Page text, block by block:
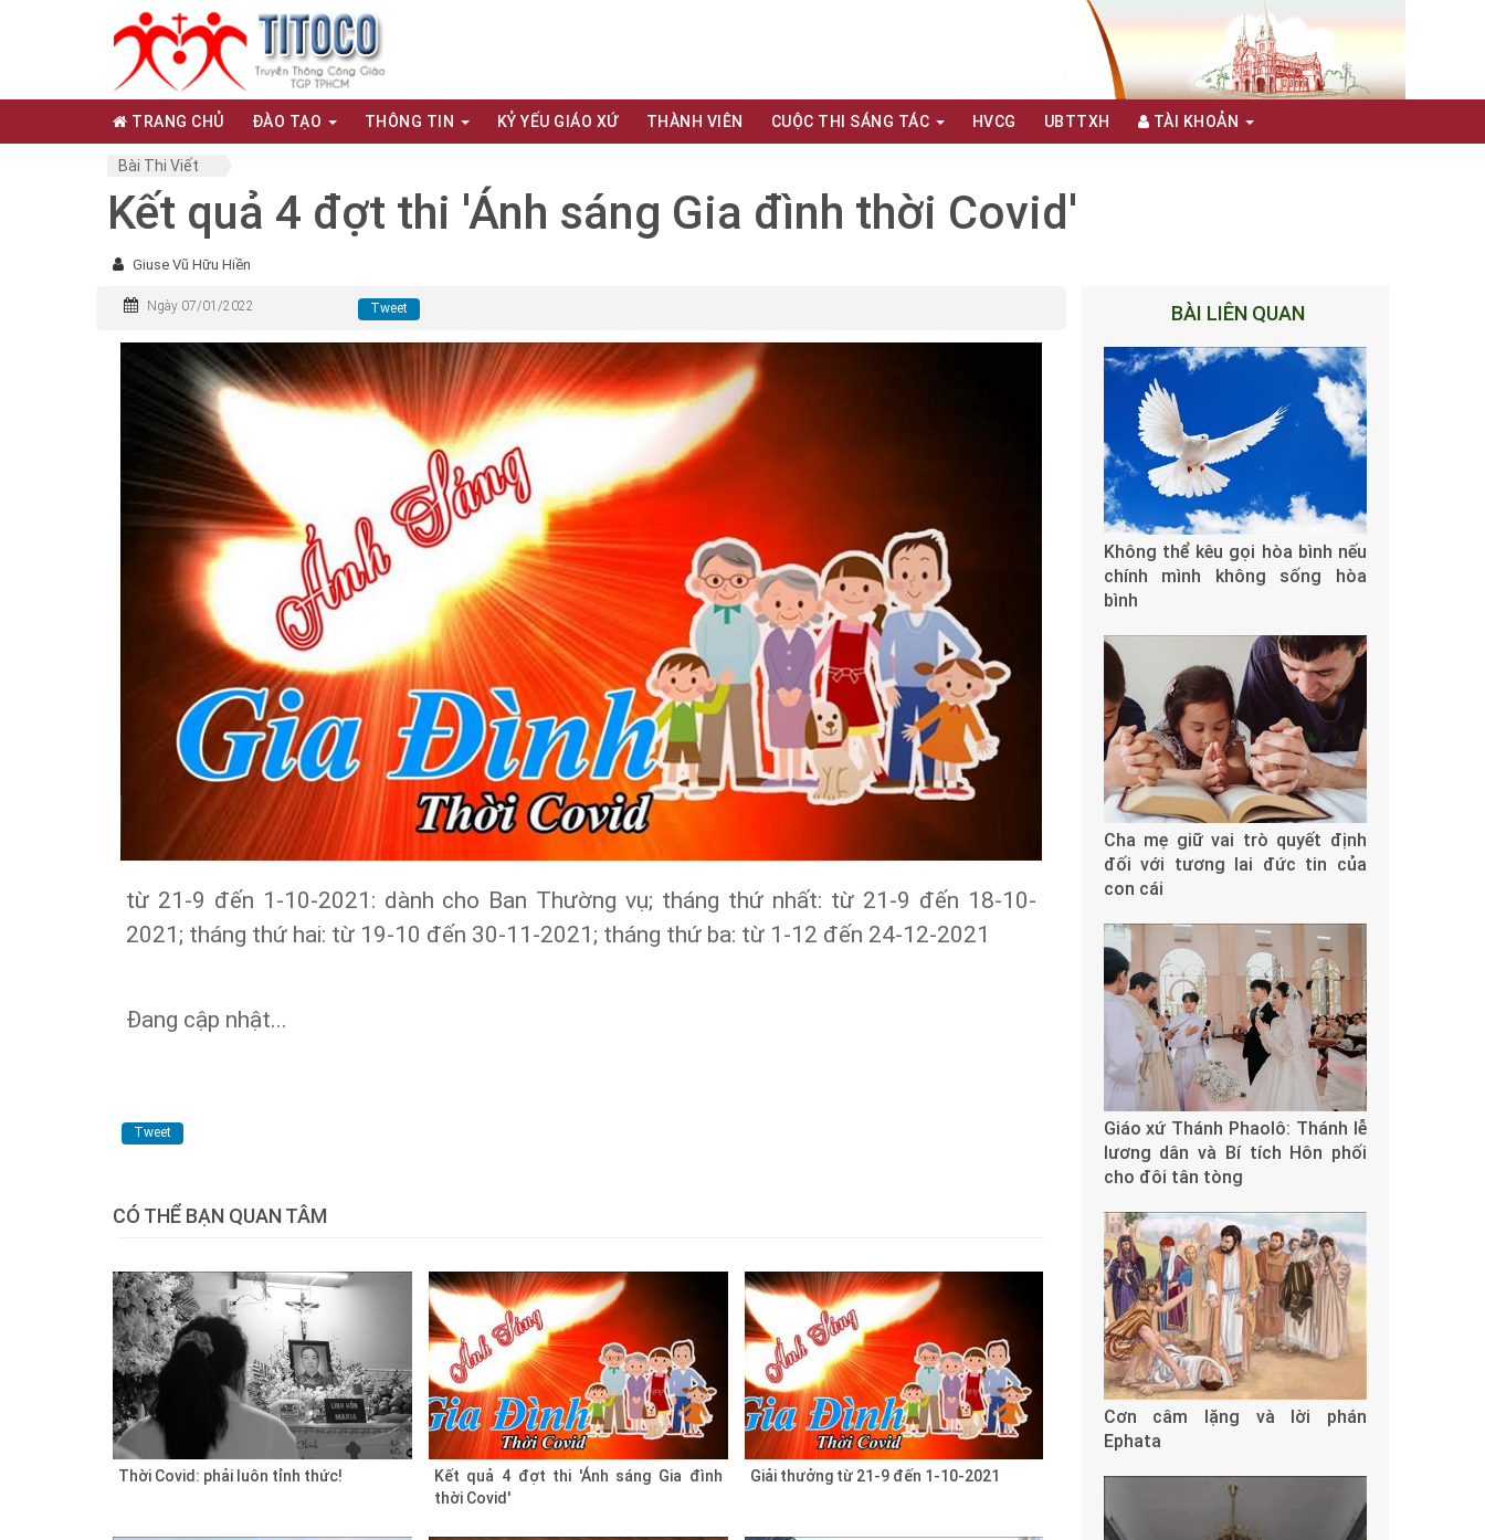
TRANG CHỦ ĐÀO TẠO THÔNG TIN KỶ YẾU GIÁO XỨ THÀNH VIÊN CUỘC THI SÁNG TÁC HVCG UBTTXH TÀI KHOẢN
Bài Thi Viết
Kết quả 4 đợt thi 'Ánh sáng Gia đình thời Covid'
Giuse Vũ Hữu Hiền
Ngày 07/01/2022 Tweet
từ 21-9 đến 1-10-2021: dành cho Ban Thường vụ; tháng thứ nhất: từ 21-9 đến 18-10-
2021; tháng thứ hai: từ 19-10 đến 30-11-2021; tháng thứ ba: từ 1-12 đến 24-12-2021
Đang cập nhật...
Tweet
CÓ THỂ BẠN QUAN TÂM
Thời Covid: phải luôn tỉnh thức!
Kết quả 4 đợt thi 'Ánh sáng Gia đình
thời Covid'
Giải thưởng từ 21-9 đến 1-10-2021
BÀI LIÊN QUAN
Không thể kêu gọi hòa bình nếu
chính mình không sống hòa
bình
Cha mẹ giữ vai trò quyết định
đối với tương lai đức tin của
con cái
Giáo xứ Thánh Phaolô: Thánh lễ
lương dân và Bí tích Hôn phối
cho đôi tân tòng
Cơn câm lặng và lời phán
Ephata